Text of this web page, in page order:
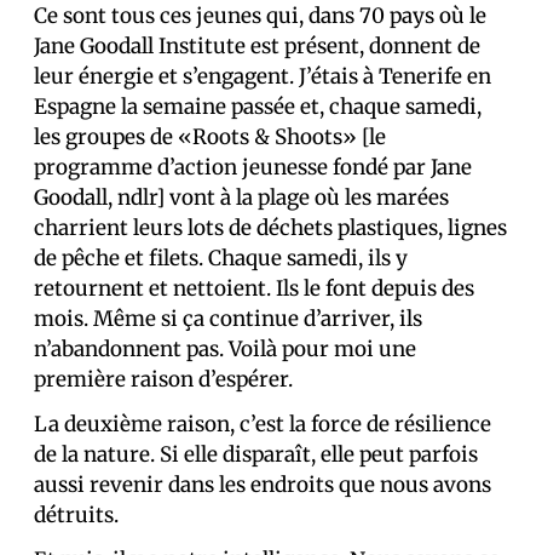
Ce sont tous ces jeunes qui, dans 70 pays où le
Jane Goodall Institute est présent, donnent de
leur énergie et s’engagent. J’étais à Tenerife en
Espagne la semaine passée et, chaque samedi,
les groupes de «Roots & Shoots» [le
programme d’action jeunesse fondé par Jane
Goodall, ndlr] vont à la plage où les marées
charrient leurs lots de déchets plastiques, lignes
de pêche et filets. Chaque samedi, ils y
retournent et nettoient. Ils le font depuis des
mois. Même si ça continue d’arriver, ils
n’abandonnent pas. Voilà pour moi une
première raison d’espérer.
La deuxième raison, c’est la force de résilience
de la nature. Si elle disparaît, elle peut parfois
aussi revenir dans les endroits que nous avons
détruits.